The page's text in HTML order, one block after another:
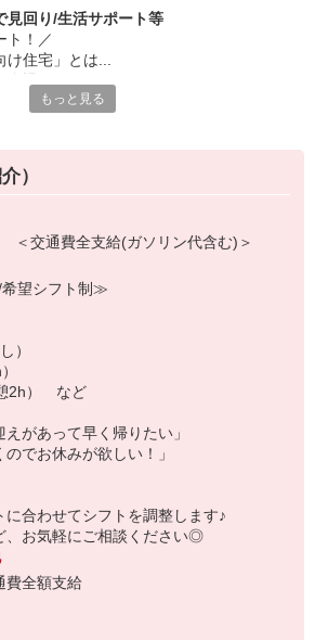
見回り/生活サポート等
ト！／
け住宅」とは...
り、「おはようございます！」とご挨拶を
ることが好きな方におすすめです♪
ーション支援
！」「誰かの役に立ちたい！」
ある方大歓迎(^^♪
もっと見る
）
＜交通費全支給(ガソリン代含む)＞
望シフト制≫
）
2h） など
えがあって早く帰りたい」
のでお休みが欲しい！」
に合わせてシフトを調整します♪
、お気軽にご相談ください◎
費全額支給